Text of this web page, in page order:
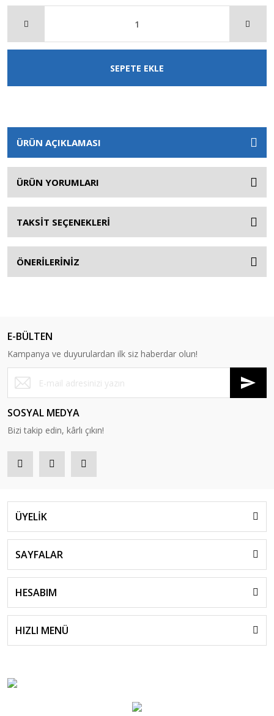
SEPETE EKLE
ÜRÜN AÇIKLAMASI
ÜRÜN YORUMLARI
TAKSİT SEÇENEKLERİ
ÖNERİLERİNİZ
E-BÜLTEN
Kampanya ve duyurulardan ilk siz haberdar olun!
SOSYAL MEDYA
Bizi takip edin, kârlı çıkın!
ÜYELİK
SAYFALAR
HESABIM
HIZLI MENÜ